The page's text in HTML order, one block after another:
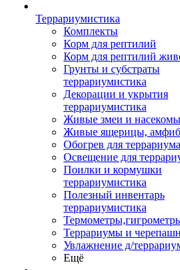
Террариумистика
Комплекты
Корм для рептилий
Корм для рептилий
Грунты и субстраты
террариумистика
Декорации и укрытия
террариумистика
Живые змеи и
Живые ящерицы,
Обогрев для террариума
Освещение для
Поилки и кормушки
террариумистика
Полезный инвентарь
террариумистика
Террариумы и
Увлажнение д/
Ещё